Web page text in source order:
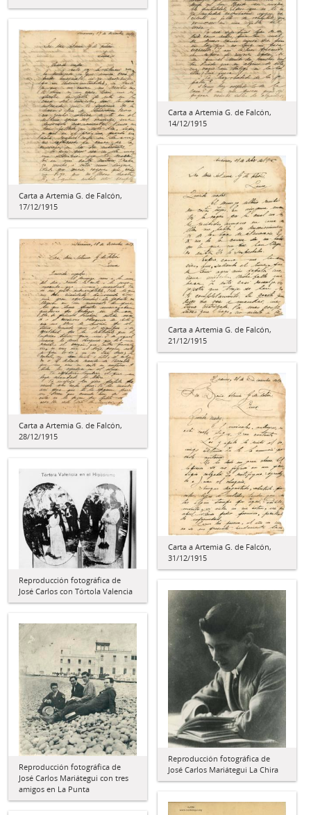
Carta a Artemia G. de Falcón,
14/12/1915
Carta a Artemia G. de Falcón,
17/12/1915
Carta a Artemia G. de Falcón,
21/12/1915
Carta a Artemia G. de Falcón,
28/12/1915
Carta a Artemia G. de Falcón,
31/12/1915
Reproducción fotográfica de
José Carlos con Tórtola Valencia
Reproducción fotográfica de
José Carlos Mariátegui La Chira
Reproducción fotográfica de
José Carlos Mariátegui con tres
amigos en La Punta